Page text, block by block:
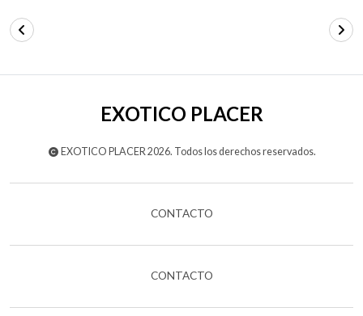
EXOTICO PLACER
EXOTICO PLACER 2026. Todos los derechos reservados.
CONTACTO
CONTACTO